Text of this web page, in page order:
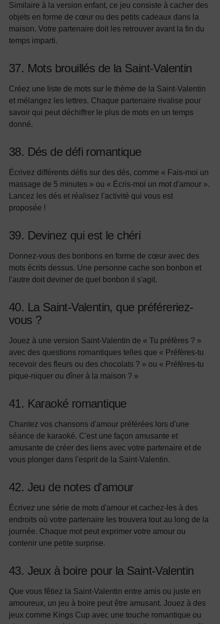
Similaire à la version enfant, ce jeu consiste à cacher des
objets en forme de cœur ou des petits cadeaux dans la
maison. Votre partenaire doit les retrouver avant la fin du
temps imparti.
37. Mots brouillés de la Saint-Valentin
Créez une liste de mots sur le thème de la Saint-Valentin
et mélangez les lettres. Chaque partenaire rivalise pour
savoir qui peut déchiffrer le plus de mots en un temps
donné.
38. Dés de défi romantique
Écrivez différents défis sur des dés, comme « Fais-moi un
massage de 5 minutes » ou « Écris-moi un mot d'amour ».
Lancez les dés et réalisez l'activité qui vous est
proposée !
39. Devinez qui est le chéri
Donnez-vous des bonbons en forme de cœur avec des
mots écrits dessus. Une personne cache son bonbon et
l'autre doit deviner de quel bonbon il s'agit.
40. La Saint-Valentin, que préféreriez-
vous ?
Jouez à une version Saint-Valentin de « Tu préfères ? »
avec des questions romantiques telles que « Préfères-tu
recevoir des fleurs ou des chocolats ? » ou « Préfères-tu
pique-niquer ou dîner à la maison ? »
41. Karaoké romantique
Chantez vos chansons d'amour préférées lors d'une
séance de karaoké. C'est une façon amusante et
amusante de créer des liens avec votre partenaire et de
vous plonger dans l'esprit de la Saint-Valentin.
42. Jeu de notes d'amour
Écrivez une série de mots d'amour et cachez-les à des
endroits où votre partenaire les trouvera tout au long de la
journée. Chaque mot peut exprimer votre amour ou
contenir une petite surprise.
43. Jeux à boire pour la Saint-Valentin
Que vous fêtiez la Saint-Valentin entre amis ou juste en
amoureux, un jeu à boire peut être amusant. Jouez à des
jeux comme Kings Cup avec une touche romantique ou